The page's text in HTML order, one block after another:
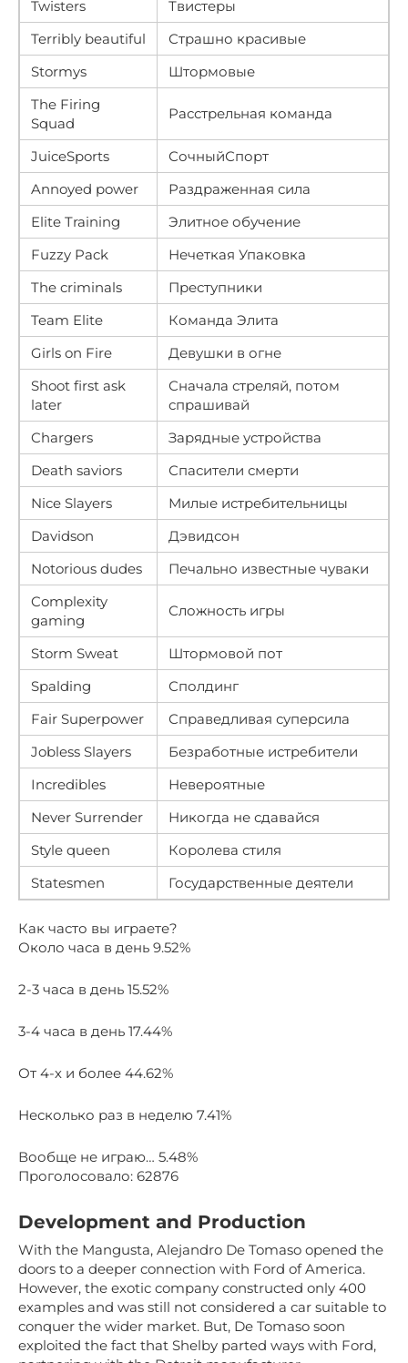
Twisters
Твистеры
Terribly beautiful
Страшно красивые
Stormys
Штормовые
The Firing
Squad
Расстрельная команда
JuiceSports
СочныйСпорт
Annoyed power
Раздраженная сила
Elite Training
Элитное обучение
Fuzzy Pack
Нечеткая Упаковка
The criminals
Преступники
Team Elite
Команда Элита
Girls on Fire
Девушки в огне
Shoot first ask
later
Сначала стреляй, потом
спрашивай
Chargers
Зарядные устройства
Death saviors
Спасители смерти
Nice Slayers
Милые истребительницы
Davidson
Дэвидсон
Notorious dudes
Печально известные чуваки
Complexity
gaming
Сложность игры
Storm Sweat
Штормовой пот
Spalding
Сполдинг
Fair Superpower
Справедливая суперсила
Jobless Slayers
Безработные истребители
Incredibles
Невероятные
Never Surrender
Никогда не сдавайся
Style queen
Королева стиля
Statesmen
Государственные деятели
Как часто вы играете?
Около часа в день 9.52%
2-3 часа в день 15.52%
3-4 часа в день 17.44%
От 4-х и более 44.62%
Несколько раз в неделю 7.41%
Вообще не играю… 5.48%
Проголосовало: 62876
Development and Production
With the Mangusta, Alejandro De Tomaso opened the
doors to a deeper connection with Ford of America.
However, the exotic company constructed only 400
examples and was still not considered a car suitable to
conquer the wider market. But, De Tomaso soon
exploited the fact that Shelby parted ways with Ford,